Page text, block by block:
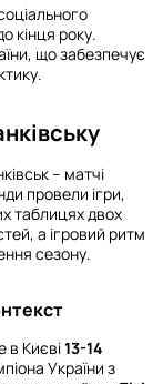
кінця року.
що забезпечує
– матчі
провели ігри,
таблицях двох
а ігровий ритм
сезону.
в Києві13-14
України з